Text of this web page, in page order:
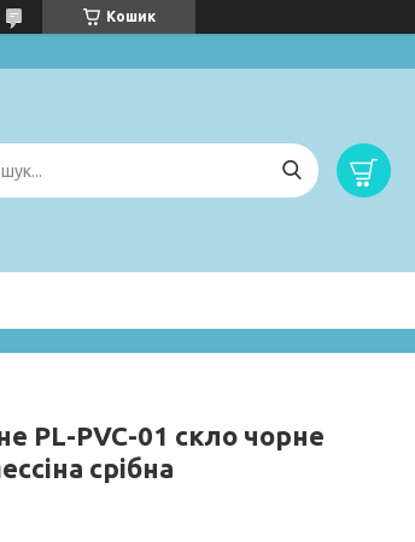
Кошик
PL-PVC-01 скло чорне
срібна